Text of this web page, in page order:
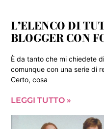
L’ELENCO DI
BLOGGER CON
È da tanto che mi chiedete
comunque con una serie di
Certo, cosa
LEGGI TUTTO »